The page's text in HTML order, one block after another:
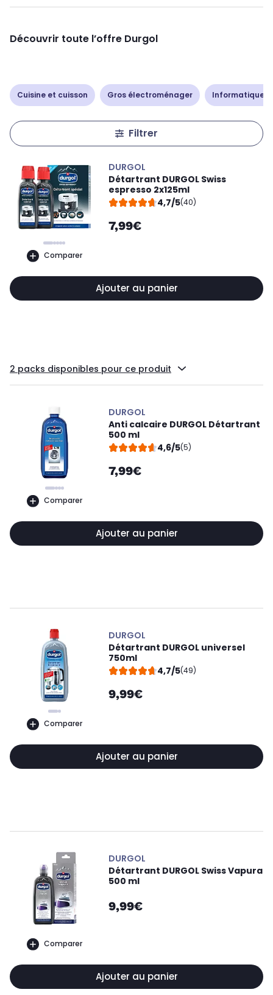
Découvrir toute l’offre Durgol
Cuisine et cuisson Gros électroménager Informatique
Filtrer
Comparer
DURGOL
Détartrant DURGOL Swiss
espresso 2x125ml
4,7/5(40)
7,99€
Ajouter au panier
2 packs disponibles pour ce produit
Comparer
DURGOL
Anti calcaire DURGOL Détartrant
500 ml
4,6/5(5)
7,99€
Ajouter au panier
Comparer
DURGOL
Détartrant DURGOL universel
750ml
4,7/5(49)
9,99€
Ajouter au panier
Comparer
DURGOL
Détartrant DURGOL Swiss Vapura
500 ml
9,99€
Ajouter au panier